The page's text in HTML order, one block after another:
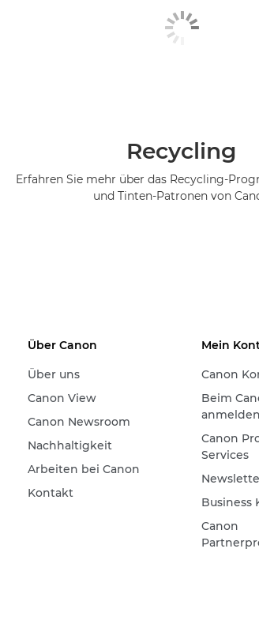
Recycling
Erfahren Sie mehr über das Recycling-
und Tinten-Patronen von
Über Canon
Über uns
Canon View
Canon Newsroom
Nachhaltigkeit
Arbeiten bei Canon
Kontakt
Mein
Canon
Beim
anmelden
Canon
Services
Business
Canon